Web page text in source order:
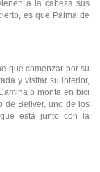
a la cabeza sus
es que Palma de
que comenzar por su
y visitar su interior,
o monta en bici
de Bellver, uno de los
está junto con la